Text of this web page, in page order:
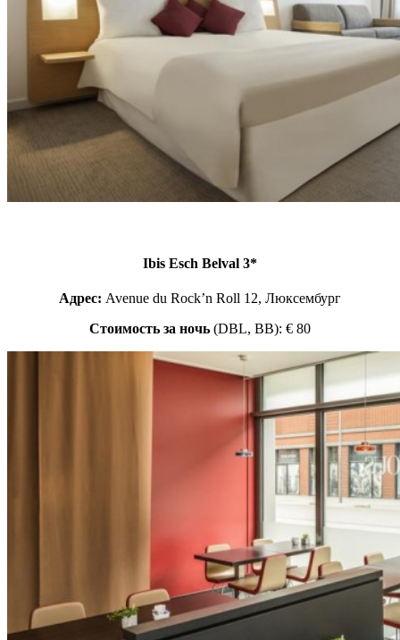
Ibis Esch Belval 3*
Адрес: Avenue du Rock’n Roll 12, Люксембург
Стоимость за ночь (DBL, BB): € 80